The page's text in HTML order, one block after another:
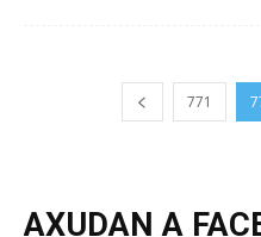
771
AXUDAN A